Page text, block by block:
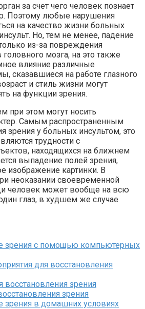
за счет чего человек познает
Поэтому любые нарушения
на качество жизни больных
Но, тем не менее, падение
из-за повреждения
мозга, на это также
влияние различные
сказавшиеся на работе глазного
и стиль жизни могут
на функции зрения.
при этом могут носить
Самым распространенным
зрения у больных инсультом, это
трудности с
находящихся на ближнем
выпадение полей зрения,
изображение картинки. В
неоказании своевременной
человек может вообще на всю
глаз, в худшем же случае
зрения с помощью компьютерных
для восстановления
восстановления зрения
зрения
зрения в домашних условиях